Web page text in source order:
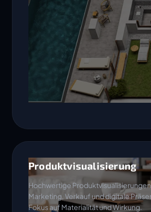
Produktvisualisierung
Hochwertige
Marketing, Verkauf und digitale
Fokus auf Materialität und Wirkung.